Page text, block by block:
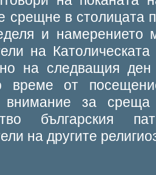
срещне в столицата
и намерението
на
на следващия
време от
внимание за
българския
на другите